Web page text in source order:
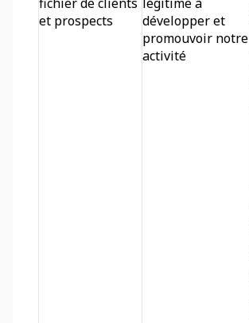
et prospects
développer et
promouvoir notre
activité